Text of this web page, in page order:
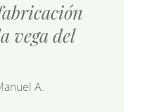
vega del
A.